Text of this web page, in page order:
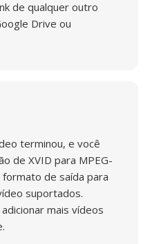
de qualquer outro
Drive ou
terminou, e você
de XVID para MPEG-
formato de saída para
suportados.
mais vídeos